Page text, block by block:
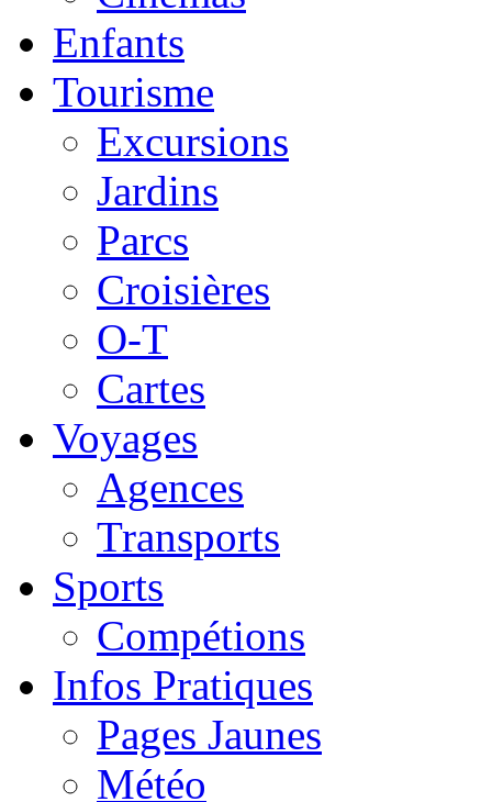
Enfants
Tourisme
Excursions
Jardins
Parcs
Croisières
O-T
Cartes
Voyages
Agences
Transports
Sports
Compétions
Infos Pratiques
Pages Jaunes
Météo